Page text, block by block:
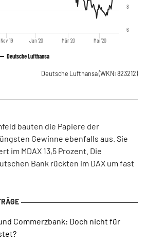
Deutsche Lufthansa
Nov '19 Jan '20 Mär '20 Mai '20
6
8
Deutsche Lufthansa(WKN: 823212)
bauten die Papiere der
Gewinne ebenfalls aus. Sie
im MDAX 13,5 Prozent. Die
Bank rückten im DAX um fast
Commerzbank: Doch nicht für